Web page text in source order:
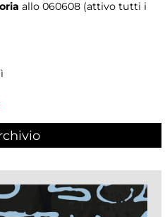
allo 060608 (attivo tutti i